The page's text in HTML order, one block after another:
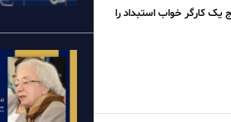
چرا اهدای ۱۰ روز دسترنج یک کارگر خواب استبداد را